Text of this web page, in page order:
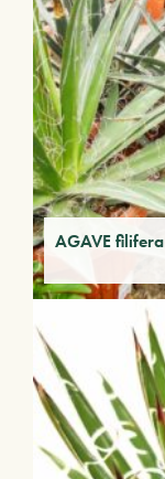
AGAVE filifera